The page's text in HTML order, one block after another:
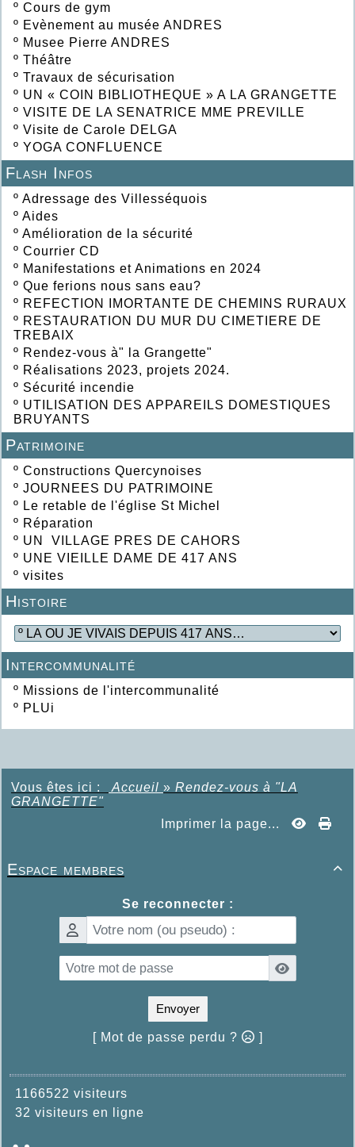
º Cours de gym
º Evènement au musée ANDRES
º Musee Pierre ANDRES
º Théâtre
º Travaux de sécurisation
º UN « COIN BIBLIOTHEQUE » A LA GRANGETTE
º VISITE DE LA SENATRICE MME PREVILLE
º Visite de Carole DELGA
º YOGA CONFLUENCE
Flash Infos
º Adressage des Villesséquois
º Aides
º Amélioration de la sécurité
º Courrier CD
º Manifestations et Animations en 2024
º Que ferions nous sans eau?
º REFECTION IMORTANTE DE CHEMINS RURAUX
º RESTAURATION DU MUR DU CIMETIERE DE
TREBAIX
º Rendez-vous à" la Grangette"
º Réalisations 2023, projets 2024.
º Sécurité incendie
º UTILISATION DES APPAREILS DOMESTIQUES
BRUYANTS
Patrimoine
º Constructions Quercynoises
º JOURNEES DU PATRIMOINE
º Le retable de l'église St Michel
º Réparation
º UN VILLAGE PRES DE CAHORS
º UNE VIEILLE DAME DE 417 ANS
º visites
Histoire
Intercommunalité
º Missions de l'intercommunalité
º PLUi
Vous êtes ici : Accueil » Rendez-vous à "LA
GRANGETTE"
Imprimer la page...

Espace membres
Se reconnecter :
Envoyer
[ Mot de passe perdu ? ]
1166522 visiteurs
32 visiteurs en ligne